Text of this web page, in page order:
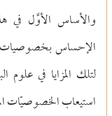
والأساس الأوَّل في
الإحساس بخصوصيات
لتلك المزايا في
استيعاب الخصوصيّات